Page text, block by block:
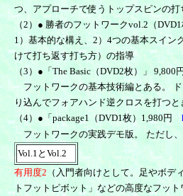
つ、アプローチで使うトップスピンの打
（2）● 勝者のフットワークvol.2（
1）基本的な構え、2）4つの基本スイン
けて打ち返す打ち方）の指導
（3）●「The Basic（DVD2枚）」
フットワークの基本技術編とある。 ド
り込んでフォアハンド逆クロスを打つ
（4）●「package1（DVD1枚）1,980円
フットワークの実践デモ版。
ただし
Vol.1とVol.2
有用度2（入門者向けとして。足やボデ
トフットピボット」などの高度なフッ